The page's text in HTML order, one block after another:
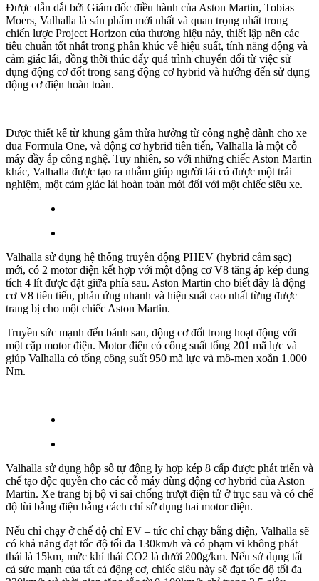
Được dẫn dắt bởi Giám đốc điều hành của Aston Martin, Tobias
Moers, Valhalla là sản phẩm mới nhất và quan trọng nhất trong
chiến lược Project Horizon của thương hiệu này, thiết lập nên các
tiêu chuẩn tốt nhất trong phân khúc về hiệu suất, tính năng động và
cảm giác lái, đồng thời thúc đẩy quá trình chuyển đổi từ việc sử
dụng động cơ đốt trong sang động cơ hybrid và hướng đến sử dụng
động cơ điện hoàn toàn.
Được thiết kế từ khung gầm thừa hưởng từ công nghệ dành cho xe
đua Formula One, và động cơ hybrid tiên tiến, Valhalla là một cỗ
máy đầy ắp công nghệ. Tuy nhiên, so với những chiếc Aston Martin
khác, Valhalla được tạo ra nhằm giúp người lái có được một trải
nghiệm, một cảm giác lái hoàn toàn mới đối với một chiếc siêu xe.
Valhalla sử dụng hệ thống truyền động PHEV (hybrid cắm sạc)
mới, có 2 motor điện kết hợp với một động cơ V8 tăng áp kép dung
tích 4 lít được đặt giữa phía sau. Aston Martin cho biết đây là động
cơ V8 tiên tiến, phản ứng nhanh và hiệu suất cao nhất từng được
trang bị cho một chiếc Aston Martin.
Truyền sức mạnh đến bánh sau, động cơ đốt trong hoạt động với
một cặp motor điện. Motor điện có công suất tổng 201 mã lực và
giúp Valhalla có tổng công suất 950 mã lực và mô-men xoắn 1.000
Nm.
Valhalla sử dụng hộp số tự động ly hợp kép 8 cấp được phát triển và
chế tạo độc quyền cho các cỗ máy dùng động cơ hybrid của Aston
Martin. Xe trang bị bộ vi sai chống trượt điện tử ở trục sau và có chế
độ lùi bằng điện bằng cách chỉ sử dụng hai motor điện.
Nếu chỉ chạy ở chế độ chỉ EV – tức chỉ chạy bằng điện, Valhalla sẽ
có khả năng đạt tốc độ tối đa 130km/h và có phạm vi không phát
thải là 15km, mức khí thải CO2 là dưới 200g/km. Nếu sử dụng tất
cả sức mạnh của tất cả động cơ, chiếc siêu này sẽ đạt tốc độ tối đa